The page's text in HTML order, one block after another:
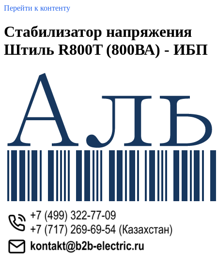
Перейти к контенту
Стабилизатор напряжения
Штиль R800T (800ВА) - ИБП